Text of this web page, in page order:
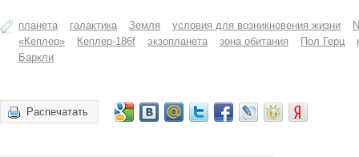
планета галактика Земля условия для возникновения жизни
«Кеплер»
Кеплер-186f экзопланета зона обитания Пол Герц
Баркли
Распечатать